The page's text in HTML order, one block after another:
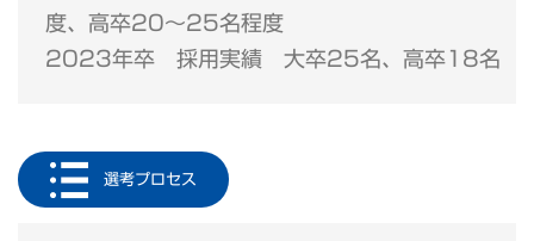
度、高卒20～25名程度
2023年卒 採用実績 大卒25名、高卒18名
選考プロセス